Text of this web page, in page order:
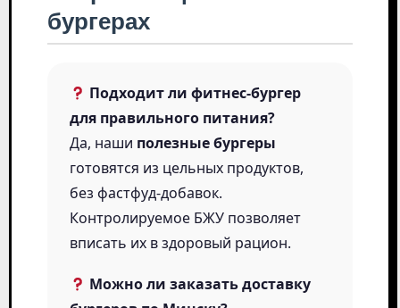
бургерах
Подходит ли фитнес-бургер
для правильного питания?
Да, наши полезные бургеры
готовятся из цельных продуктов,
без фастфуд-добавок.
Контролируемое БЖУ позволяет
вписать их в здоровый рацион.
Можно ли заказать доставку